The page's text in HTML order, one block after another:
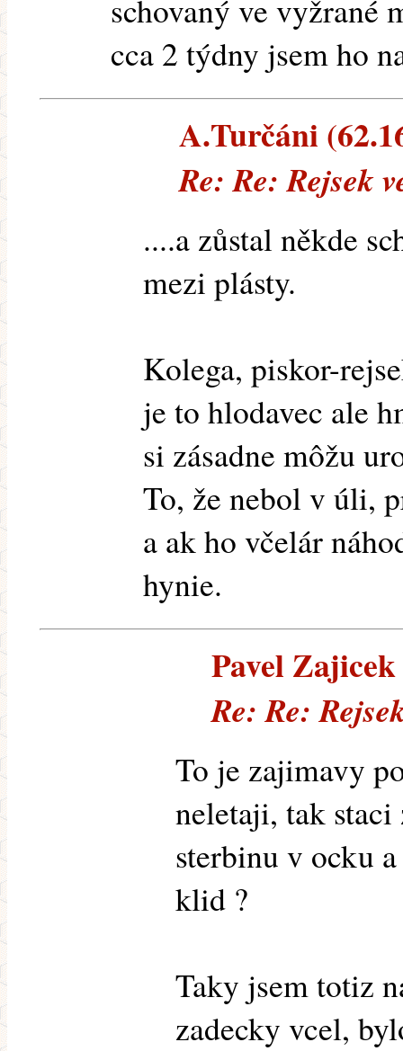
schovaný ve vyžrané
cca 2 týdny jsem ho
A.Turčáni
Re: Re: Rejsek
....a zůstal někde
mezi plásty.
Kolega, piskor-
je to hlodavec ale
si zásadne môžu
To, že nebol v úli,
a ak ho včelár
hynie.
Pavel Zajicek
Re: Re:
To je zajimavy
neletaji, tak
sterbinu v ocku
klid ?
Taky jsem totiz
zadecky vcel,